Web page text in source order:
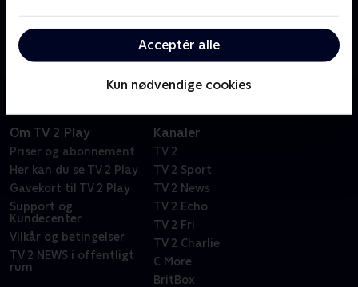
Acceptér alle
Kun nødvendige cookies
Frank Hvam og Casper Christensen, som spiller
overdrevne versioner af sig selv.
Om TV 2 Play
Priser og abonnement
Her kan du se TV 2 Play
Gavekort til TV 2 Play
Support og
Kundecenter
Vilkår og betingelser
TV 2 NEWS i offentligt
rum
Kanaler
TV 2
TV 2 Sport
TV 2 News
TV 2 Echo
TV 2 Fri
TV 2 Charlie
C More
BritBox